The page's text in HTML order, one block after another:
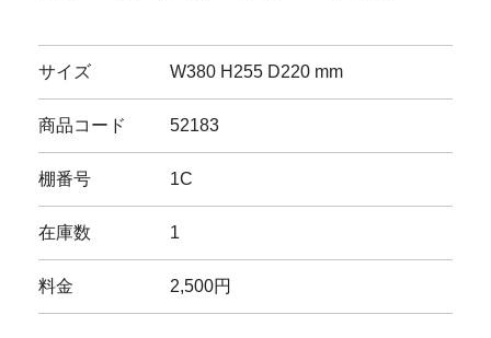
サイズ W380 H255 D220 mm
商品コード 52183
棚番号 1C
在庫数 1
料金 2,500円